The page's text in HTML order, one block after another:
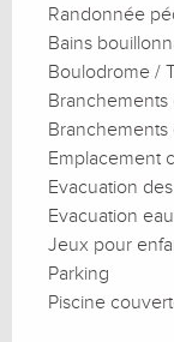
Randonnée
Bains
Boulodrome /
Branchements
Emplacement
Evacuation
Evacuation
Jeux pour
Parking
Piscine